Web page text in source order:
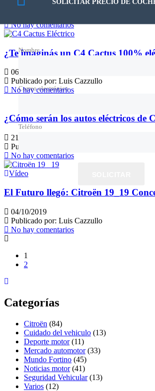
07/03/2020
No hay comentarios
¿Te imaginás un C4 Cactus 100%
06/12/2019
Publicado por: Luis Cazzullo
No hay comentarios
¿Cómo serán los autos eléctricos de
21/10/2019
Publicado por:
No hay comentarios
Vídeo
El Futuro llegó: Citroën 19_19
04/10/2019
Publicado por: Luis Cazzullo
No hay comentarios
1
2
Categorías
Citroën (84)
Cuidado del vehiculo (13)
Deporte motor(11)
Mercado automotor(33)
Mundo Fortino (45)
Noticias motor(41)
Seguridad Vehicular(13)
Varios (12)
SOLICITAR PRECIO DE
Nombre
Correo electrónico
Teléfono